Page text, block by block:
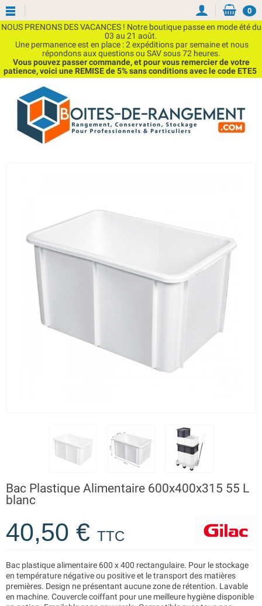
NOUS PRENONS DES VACANCES ! Notre boutique passe en mode été du
03 au 21 août.
Une permanence est en place : 2 expéditions par semaine et nous
répondons aux questions ou SAV sous 72 heures.
Vous pouvez passer commande, et pour vous remercier de votre
patience, voici une REMISE de 5% sans conditions avec le code ETE5
0
Bac Plastique Alimentaire 600x400x315 55 L
blanc
40,50 € TTC
Bac plastique alimentaire 600 x 400 rectangulaire. Pour le stockage
en température négative ou positive et le transport des matières
premières. Design ne présentant aucune zone de rétention. Lavable
en machine. Couvercle coiffant pour une meilleure hygiène disponible